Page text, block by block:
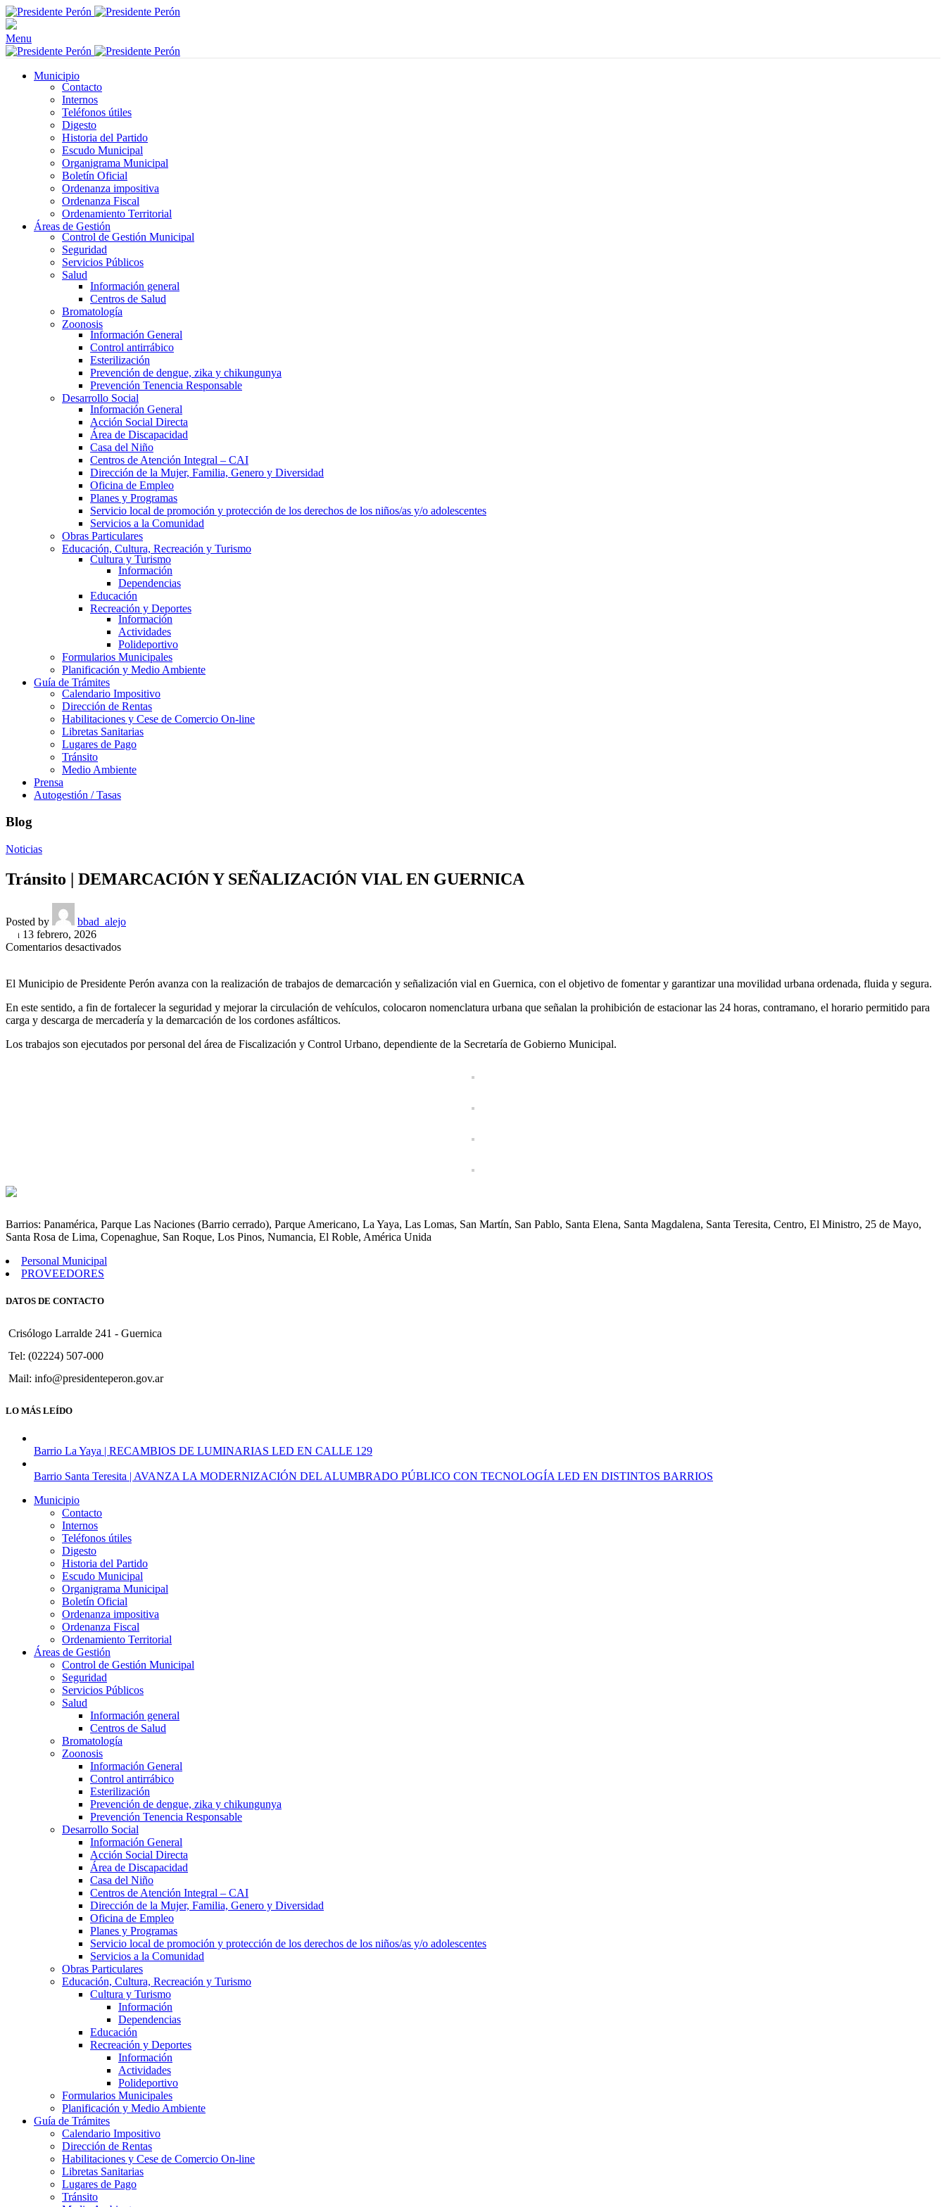
Menu
Municipio
Contacto
Internos
Teléfonos útiles
Digesto
Historia del Partido
Escudo Municipal
Organigrama Municipal
Boletín Oficial
Ordenanza impositiva
Ordenanza Fiscal
Ordenamiento Territorial
Áreas de Gestión
Control de Gestión Municipal
Seguridad
Servicios Públicos
Salud
Información general
Centros de Salud
Bromatología
Zoonosis
Información General
Control antirrábico
Esterilización
Prevención de dengue, zika y chikungunya
Prevención Tenencia Responsable
Desarrollo Social
Información General
Acción Social Directa
Área de Discapacidad
Casa del Niño
Centros de Atención Integral – CAI
Dirección de la Mujer, Familia, Genero y Diversidad
Oficina de Empleo
Planes y Programas
Servicio local de promoción y protección de los derechos de los niños/as y/o adolescentes
Servicios a la Comunidad
Obras Particulares
Educación, Cultura, Recreación y Turismo
Cultura y Turismo
Información
Dependencias
Educación
Recreación y Deportes
Información
Actividades
Polideportivo
Formularios Municipales
Planificación y Medio Ambiente
Guía de Trámites
Calendario Impositivo
Dirección de Rentas
Habilitaciones y Cese de Comercio On-line
Libretas Sanitarias
Lugares de Pago
Tránsito
Medio Ambiente
Prensa
Autogestión / Tasas
Blog
Noticias
Tránsito | DEMARCACIÓN Y SEÑALIZACIÓN VIAL EN GUERNICA
Posted by
bbad_alejo
On 13 febrero, 2026
Comentarios desactivadosen
DEMARCACIÓN
SEÑALIZACIÓN
VIAL
GUERNICA
El Municipio de Presidente Perón avanza con la realización de trabajos de demarcación y señalización vial en Guernica, con el objetivo de fomentar y garantizar una movilidad urbana ordenada, fluida y segura.
En este sentido, a fin de fortalecer la seguridad y mejorar la circulación de vehículos, colocaron nomenclatura urbana que señalan la prohibición de estacionar las 24 horas, contramano, el horario permitido para
carga y descarga de mercadería y la demarcación de los cordones asfálticos.
Los trabajos son ejecutados por personal del área de Fiscalización y Control Urbano, dependiente de la Secretaría de Gobierno Municipal.
Barrios: Panamérica, Parque Las Naciones (Barrio cerrado), Parque Americano, La Yaya, Las Lomas, San Martín, San Pablo, Santa Elena, Santa Magdalena, Santa Teresita, Centro, El Ministro, 25 de Mayo,
Santa Rosa de Lima, Copenaghue, San Roque, Los Pinos, Numancia, El Roble, América Unida
Personal Municipal
PROVEEDORES
DATOS DE CONTACTO
Crisólogo Larralde 241 - Guernica
Tel: (02224) 507-000
Mail: info@presidenteperon.gov.ar
LO MÁS LEÍDO
Barrio La Yaya | RECAMBIOS DE LUMINARIAS LED EN CALLE 129
Barrio Santa Teresita | AVANZA LA MODERNIZACIÓN DEL ALUMBRADO PÚBLICO CON TECNOLOGÍA LED EN DISTINTOS BARRIOS
Municipio
Contacto
Internos
Teléfonos útiles
Digesto
Historia del Partido
Escudo Municipal
Organigrama Municipal
Boletín Oficial
Ordenanza impositiva
Ordenanza Fiscal
Ordenamiento Territorial
Áreas de Gestión
Control de Gestión Municipal
Seguridad
Servicios Públicos
Salud
Información general
Centros de Salud
Bromatología
Zoonosis
Información General
Control antirrábico
Esterilización
Prevención de dengue, zika y chikungunya
Prevención Tenencia Responsable
Desarrollo Social
Información General
Acción Social Directa
Área de Discapacidad
Casa del Niño
Centros de Atención Integral – CAI
Dirección de la Mujer, Familia, Genero y Diversidad
Oficina de Empleo
Planes y Programas
Servicio local de promoción y protección de los derechos de los niños/as y/o adolescentes
Servicios a la Comunidad
Obras Particulares
Educación, Cultura, Recreación y Turismo
Cultura y Turismo
Información
Dependencias
Educación
Recreación y Deportes
Información
Actividades
Polideportivo
Formularios Municipales
Planificación y Medio Ambiente
Guía de Trámites
Calendario Impositivo
Dirección de Rentas
Habilitaciones y Cese de Comercio On-line
Libretas Sanitarias
Lugares de Pago
Tránsito